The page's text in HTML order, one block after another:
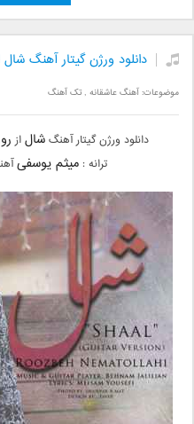
دانلود ورژن گیتار آهنگ شال
موضوعات:آهنگ عاشقانه ,تک آهنگ
دانلود ورژن گیتار آهنگشالاز
ترانه : میثم یوسفی